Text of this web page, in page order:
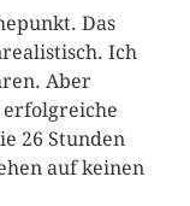
Das
Ich
Aber
erfolgreiche
26 Stunden
auf keinen